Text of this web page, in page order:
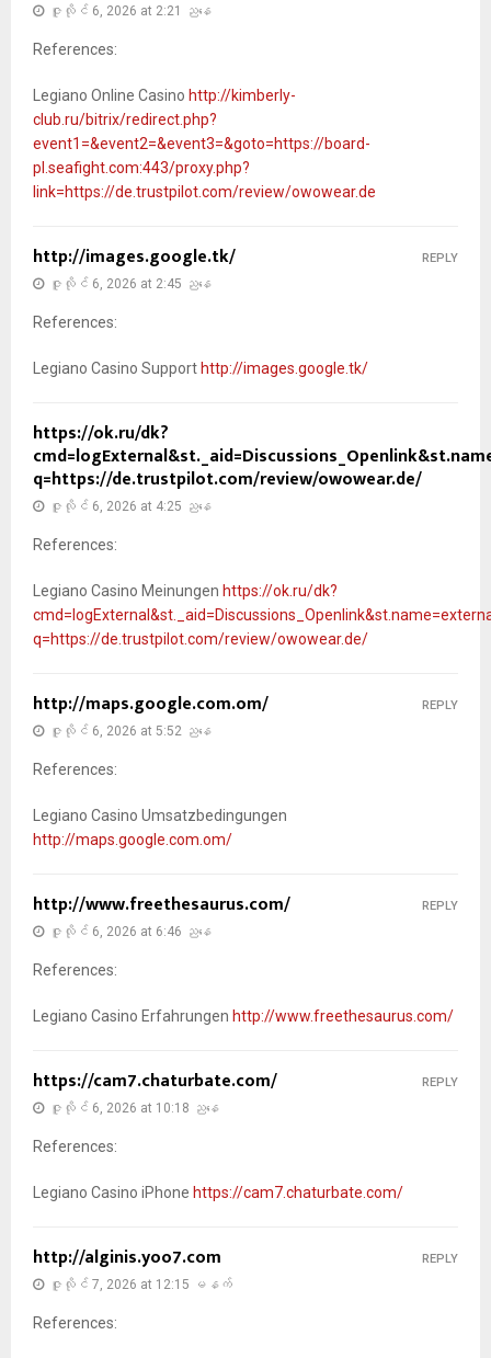
ဇူလိုင် 6, 2026 at 2:21 ညနေ
References:
Legiano Online Casino http://kimberly-
club.ru/bitrix/redirect.php?
event1=&event2=&event3=&goto=https://board-
pl.seafight.com:443/proxy.php?
link=https://de.trustpilot.com/review/owowear.de
http://images.google.tk/
ဇူလိုင် 6, 2026 at 2:45 ညနေ
References:
Legiano Casino Support http://images.google.tk/
REPLY
https://ok.ru/dk?
q=https://de.trustpilot.com/review/owowear.de/
ဇူလိုင် 6, 2026 at 4:25 ညနေ
References:
Legiano Casino Meinungen https://ok.ru/dk?
q=https://de.trustpilot.com/review/owowear.de/
http://maps.google.com.om/
ဇူလိုင် 6, 2026 at 5:52 ညနေ
References:
Legiano Casino Umsatzbedingungen
http://maps.google.com.om/
REPLY
http://www.freethesaurus.com/
ဇူလိုင် 6, 2026 at 6:46 ညနေ
References:
Legiano Casino Erfahrungen http://www.freethesaurus.com/
REPLY
https://cam7.chaturbate.com/
ဇူလိုင် 6, 2026 at 10:18 ညနေ
References:
Legiano Casino iPhone https://cam7.chaturbate.com/
REPLY
http://alginis.yoo7.com
ဇူလိုင် 7, 2026 at 12:15 မနက်
References:
REPLY